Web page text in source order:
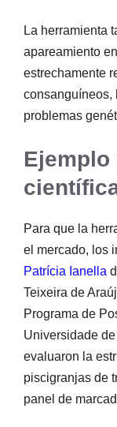
La herramienta
apareamiento
estrechamente
consanguíneos,
problemas
Ejemplo
Para que la
el mercado, los
Patrícia Ianella
Teixeira de
Programa de
Universidade
evaluaron la
piscigranjas de
panel de